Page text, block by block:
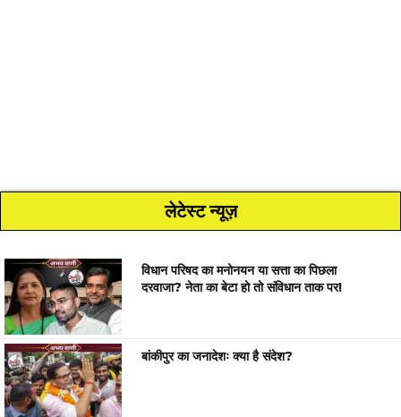
लेटेस्ट न्यूज़
विधान परिषद का मनोनयन या सत्ता का पिछला
दरवाजा? नेता का बेटा हो तो संविधान ताक पर!
बांकीपुर का जनादेशः क्या है संदेश?